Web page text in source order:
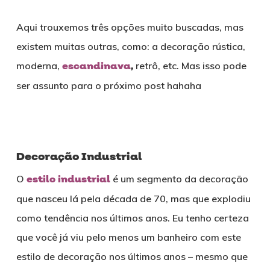
Aqui trouxemos três opções muito buscadas, mas
existem muitas outras, como: a decoração rústica,
moderna, escandinava,retrô, etc. Mas isso pode
ser assunto para o próximo post hahaha
Decoração Industrial
O estilo industrialé um segmento da decoração
que nasceu lá pela década de 70, mas que explodiu
como tendência nos últimos anos. Eu tenho certeza
que você já viu pelo menos um banheiro com este
estilo de decoração nos últimos anos – mesmo que